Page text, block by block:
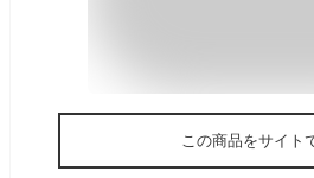
この商品をサイト